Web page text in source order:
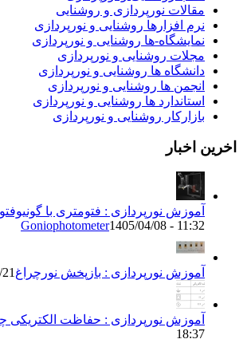
نورپردازی و روشنایی
افزارها روشنایی و نورپردازی
ها روشنایی و نورپردازی
روشنایی و نورپردازی
ها روشنایی و نورپردازی
ها روشنایی و نورپردازی
ها روشنایی و نورپردازی
روشنایی و نورپردازی
نورپردازی : فتومتری با گونیوفتومتر
Goniophotometer1405/04/08 -
نورپردازی : بازپخش نورچراغ 1405/03/21 - 11:41
نورپردازی : حفاظت الکتریکی چراغ ها